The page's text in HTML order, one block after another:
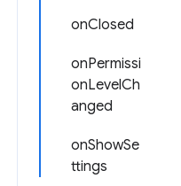
onClosed
onPermissi
onLevelCh
anged
onShowSe
ttings